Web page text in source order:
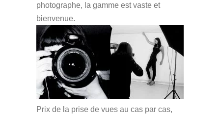
photographe, la gamme est vaste et
bienvenue.
Prix de la prise de vues au cas par cas,